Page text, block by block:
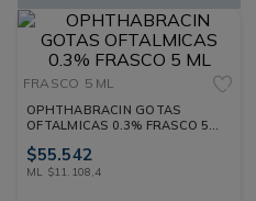
FRASCO 5 ML
OPHTHABRACIN GOTAS
OFTALMICAS 0.3% FRASCO 5
$55.542
ML $11. 108,4